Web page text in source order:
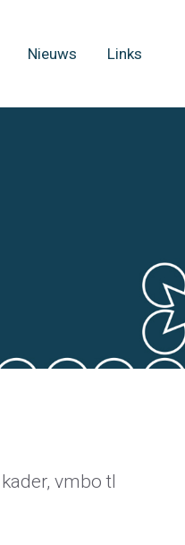
Nieuws Links
vmbo tl